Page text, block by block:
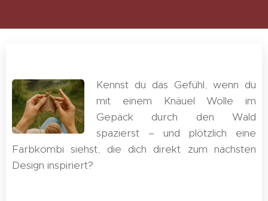
Kennst du das Gefühl, wenn du
mit einem Knäuel Wolle im
Gepäck durch den Wald
spazierst – und plötzlich eine
Farbkombi siehst, die dich direkt zum nächsten
Design inspiriert?